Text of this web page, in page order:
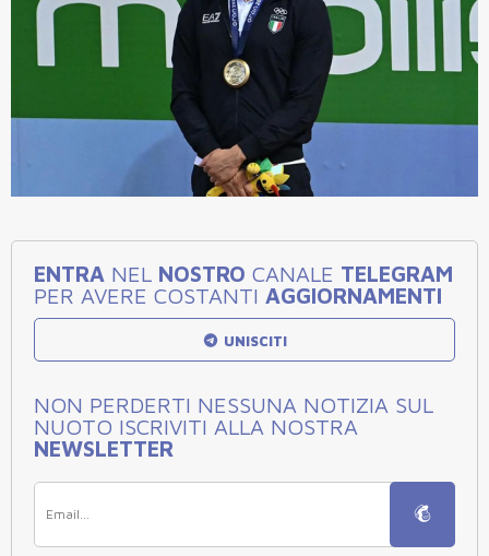
ENTRA NEL NOSTRO CANALE TELEGRAM
PER AVERE COSTANTI AGGIORNAMENTI
UNISCITI
NON PERDERTI NESSUNA NOTIZIA SUL
NUOTO ISCRIVITI ALLA NOSTRA
NEWSLETTER